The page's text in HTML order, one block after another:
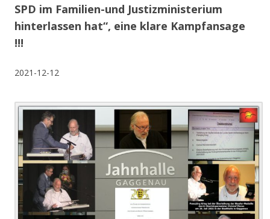
SPD im Familien-und Justizministerium
hinterlassen hat“, eine klare Kampfansage
!!!
2021-12-12